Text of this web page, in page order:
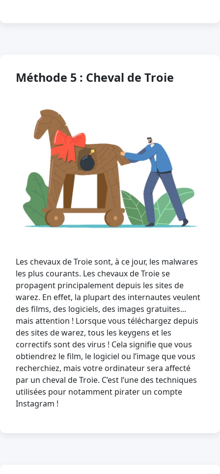
Méthode 5 : Cheval de Troie
Les chevaux de Troie sont, à ce jour, les malwares
les plus courants. Les chevaux de Troie se
propagent principalement depuis les sites de
warez. En effet, la plupart des internautes veulent
des films, des logiciels, des images gratuites...
mais attention ! Lorsque vous téléchargez depuis
des sites de warez, tous les keygens et les
correctifs sont des virus ! Cela signifie que vous
obtiendrez le film, le logiciel ou l’image que vous
recherchiez, mais votre ordinateur sera affecté
par un cheval de Troie. C’est l’une des techniques
utilisées pour notamment pirater un compte
Instagram !